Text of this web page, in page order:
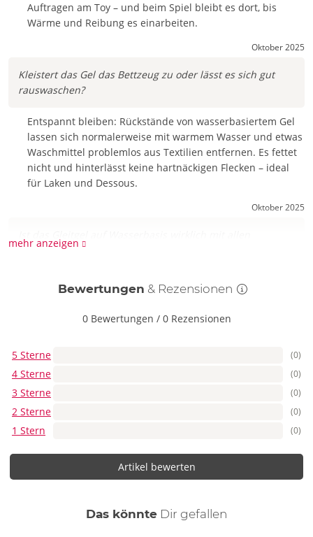
Auftragen am Toy – und beim Spiel bleibt es dort, bis
Wärme und Reibung es einarbeiten.
Oktober 2025
Kleistert das Gel das Bettzeug zu oder lässt es sich gut
rauswaschen?
Entspannt bleiben: Rückstände von wasserbasiertem Gel
lassen sich normalerweise mit warmem Wasser und etwas
Waschmittel problemlos aus Textilien entfernen. Es fettet
nicht und hinterlässt keine hartnäckigen Flecken – ideal
für Laken und Dessous.
Oktober 2025
Sexspielzeugen kompatibel oder gibt’s Ausnahmen?
Ja, wasserbasierte Gels sind die unkompliziertesten
Partner für Silikon-, Latex- und andere Toy-Materialien. Sie
schonen Oberflächen, verkleben nicht und lassen sich
leicht abwaschen. Für poröse Toys ist es ebenfalls eine
mehr anzeigen
Bewertungen & Rezensionen
0 Bewertungen / 0 Rezensionen
5 Sterne (0)
4 Sterne (0)
3 Sterne (0)
2 Sterne (0)
1 Stern (0)
Artikel bewerten
Das könnte Dir auch
gefallen